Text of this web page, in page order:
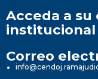
Acceda a
institucional
Correo